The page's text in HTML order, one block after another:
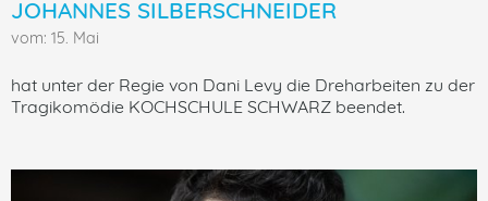
JOHANNES SILBERSCHNEIDER
vom: 15. Mai
hat unter der Regie von Dani Levy die Dreharbeiten zu der
Tragikomödie KOCHSCHULE SCHWARZ beendet.